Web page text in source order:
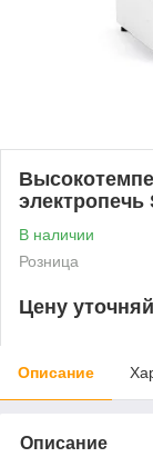
электропечь
В наличии
Розница
Цену
Описание
Описание